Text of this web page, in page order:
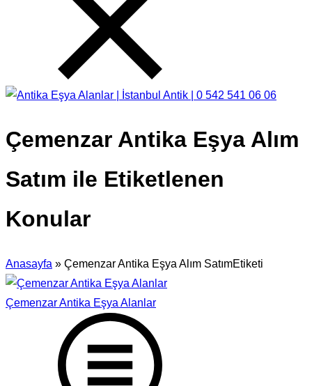
Çemenzar Antika Eşya Alım
Satım ile Etiketlenen
Konular
Anasayfa » Çemenzar Antika Eşya Alım SatımEtiketi
Çemenzar Antika Eşya Alanlar